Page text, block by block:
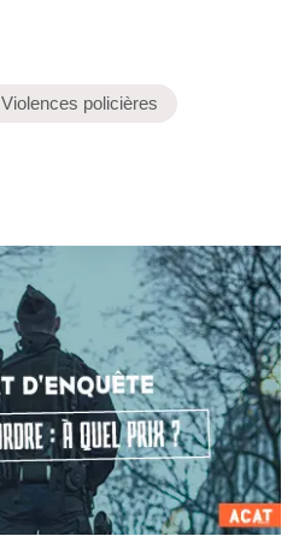
Violences policières